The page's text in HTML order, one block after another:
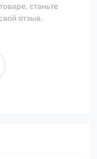
станьте
отзыв.